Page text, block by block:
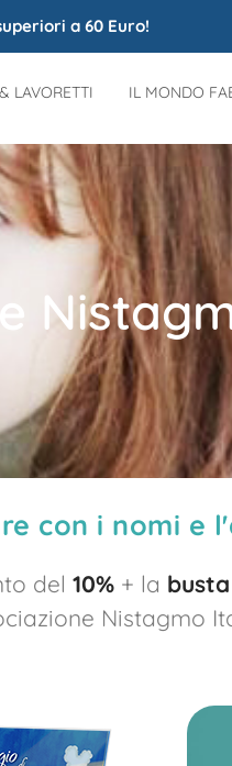
a 60 Euro!
LAVORETTI IL MONDO
con i nomi e
del 10% + la
Nistagmo